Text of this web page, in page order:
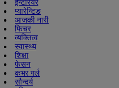
इन्टेरियर
प्यारेन्टिङ
आजकी नारी
फिचर
व्यक्तित्व
स्वास्थ्य
शिक्षा
फेसन
कभर गर्ल
सौन्दर्य